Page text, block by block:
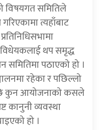
विषयगत समितिले
त्यहाँबाट
विधेयकलाई थप समृद्ध
समितिमा पठाएको हो ।
रहेका र पछिल्लो
कुन आयोजनाको कसले
कानुनी व्यवस्था
हो ।